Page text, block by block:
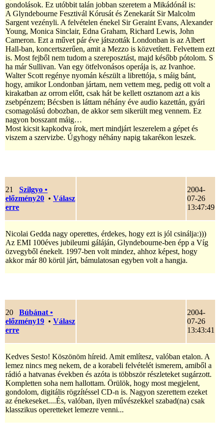
gondolások. Ez utóbbit talán jobban szeretem a Mikádónál is:
A Glyndebourne Fesztivál Kórusát és Zenekarát Sir Malcolm
Sargent vezényli. A felvételen énekel Sir Geraint Evans, Alexander
Young, Monica Sinclair, Edna Graham, Richard Lewis, John
Cameron. Ezt a művet pár éve játszották Londonban is az Albert
Hall-ban, koncertszerűen, amit a Mezzo is közvetített. Felvettem ezt
is. Most fejből nem tudom a szereposztást, majd később pótolom. S
ha már Sullivan. Van egy ötfelvonásos operája is, az Ivanhoe.
Walter Scott regénye nyomán készült a librettója, s máig bánt,
hogy, amikor Londonban jártam, nem vettem meg, pedig ott volt a
kirakatban az orrom előtt, csak hát be kellett osztanom azt a kis
zsebpénzem; Bécsben is láttam néhány éve audio kazettán, gyári
csomagolású dobozban, de akkor sem sikerült meg vennem. Ez
nagyon bosszant máig…
Most kicsit kapkodva írok, mert mindjárt leszerelem a gépet és
viszem a szervizbe. Úgyhogy néhány napig takarékon leszek.
21 Szilgyo •
előzmény20 • Válasz
erre
2004-
07-26
13:47:49
Nicolai Gedda nagy operettes, érdekes, hogy ezt is jól csinálja:)))
Az EMI 100éves jubileumi gáláján, Glyndebourne-ben épp a Víg
özvegyből énekelt. 1997-ben volt mindez, ahhoz képest, hogy
akkor már 80 körül járt, bámulatosan egyben volt a hangja.
20 Búbánat •
előzmény19 • Válasz
erre
2004-
07-26
13:43:41
Kedves Sesto! Köszönöm híreid. Amit említesz, valóban etalon. A
lemez nincs meg nekem, de a korabeli felvételét ismerem, amiből a
rádió a hatvanas években és azóta is többször részleteket sugárzott.
Kompletten soha nem hallottam. Örülök, hogy most megjelent,
gondolom, digitális rögzítéssel CD-n is. Nagyon szerettem ezeket
az énekeseket....És, valóban, ilyen művészekkel szabad(na) csak
klasszikus operetteket lemezre venni...